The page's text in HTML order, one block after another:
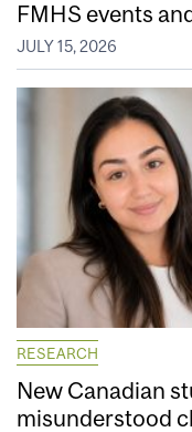
FMHS events
JULY 15, 2026
RESEARCH
New Canadian
misunderstood